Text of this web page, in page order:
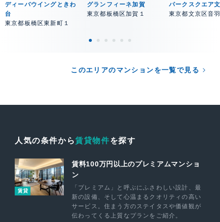
ディーバウイングときわ
台
東京都板橋区東新町１
グランフィーネ加賀
東京都板橋区加賀１
パークスクエア
東京都文京区音
このエリアのマンションを一覧で見る
人気の条件から賃貸物件を探す
賃貸
賃料100万円以上のプレミアムマンショ
ン
「プレミアム」と呼ぶにふさわしい設計、最
新の設備、そして心温まるクオリティの高い
サービス。住まう方のステイタスや価値観が
伝わってくる上質なプランをご紹介。